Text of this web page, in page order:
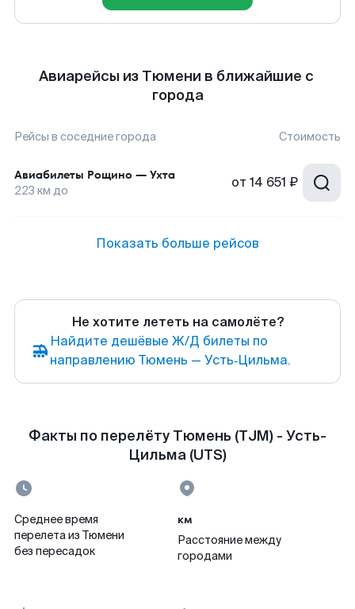
Авиарейсы из Тюмени в ближайшие с
города
Рейсы в соседние города Стоимость
Авиабилеты Рощино — Ухта
223 км до от 14 651 ₽
Показать больше рейсов
Не хотите лететь на самолёте?
Найдите дешёвые Ж/Д билеты по
направлению Тюмень — Усть‑Цильма.
Факты по перелёту Тюмень (TJM) - Усть-
Цильма (UTS)
Среднее время
перелета из Тюмени
без пересадок
км
Расстояние между
городами